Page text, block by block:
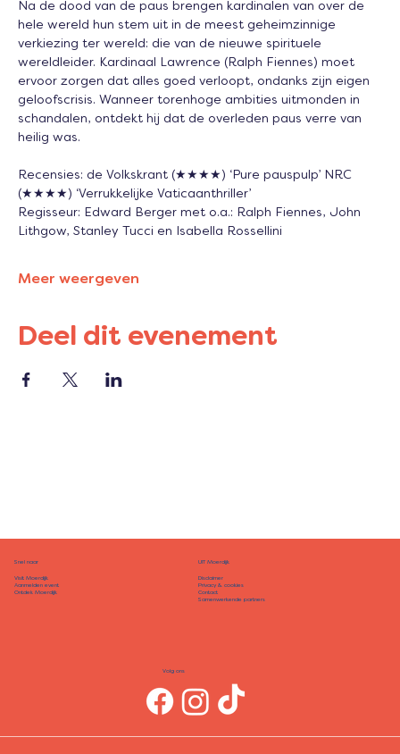
Na de dood van de paus brengen kardinalen van over de
hele wereld hun stem uit in de meest geheimzinnige
verkiezing ter wereld: die van de nieuwe spirituele
wereldleider. Kardinaal Lawrence (Ralph Fiennes) moet
ervoor zorgen dat alles goed verloopt, ondanks zijn eigen
geloofscrisis. Wanneer torenhoge ambities uitmonden in
schandalen, ontdekt hij dat de overleden paus verre van
heilig was.
Recensies: de Volkskrant (★★★★) ‘Pure pauspulp’ NRC
(★★★★) ‘Verrukkelijke Vaticaanthriller’
Regisseur: Edward Berger met o.a.: Ralph Fiennes, John
Lithgow, Stanley Tucci en Isabella Rossellini
Meer weergeven
Deel dit evenement
Snel naar
Visit Moerdijk
Aanmelden event
Ontdek Moerdijk
UIT Moerdijk
Disclaimer
Privacy & cookies
Contact
Samenwerkende partners
Volg ons